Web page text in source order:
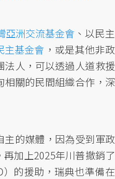
亞洲交流基金會 、以民主
主基金會 ，或是其他非政
法人，可以透過人道救援
相關的民間組織合作，深
的媒體，因為受到軍政
加上2025年川普撤銷了
）的援助，瑞典也準備在